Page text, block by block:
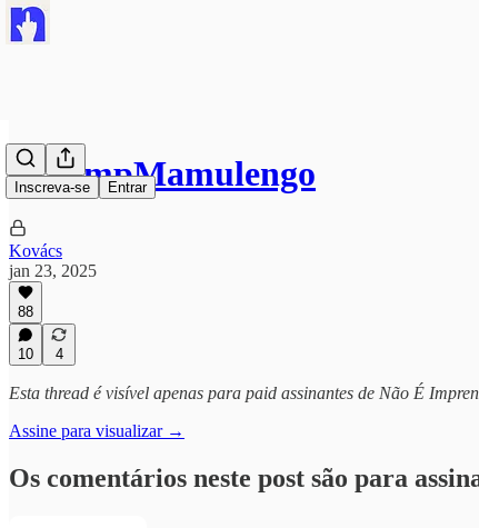
Inscreva-se Entrar
#TrumpMamulengo
Kovács
jan 23, 2025
88
10 4
Esta thread é visível apenas para paid assinantes de Não É
Assine para visualizar →
Os comentários neste post são para